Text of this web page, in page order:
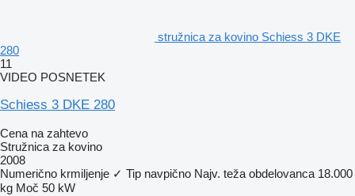
stružnica za kovino Schiess 3 DKE
280
11
VIDEO POSNETEK
Schiess 3 DKE 280
Cena na zahtevo
Stružnica za kovino
2008
Numerično krmiljenje ✓ Tip navpično Najv. teža obdelovanca 18.000
kg Moč 50 kW